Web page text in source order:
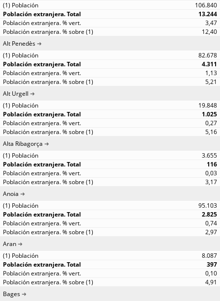
106.840
13.244
3,47
12,40
Alt Penedès
82.678
4.311
1,13
5,21
Alt Urgell
19.848
1.025
0,27
5,16
Alta Ribagorça
3.655
116
0,03
3,17
Anoia
95.103
2.825
0,74
2,97
Aran
8.087
397
0,10
4,91
Bages